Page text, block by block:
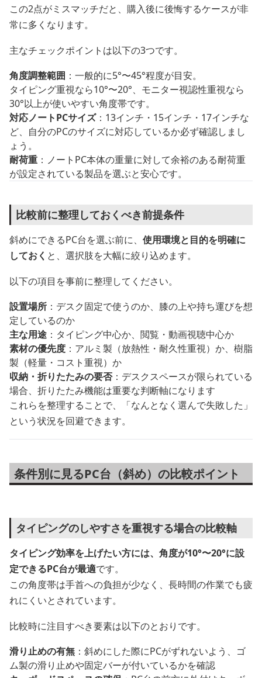
この2点がミスマッチだと、購入後に後悔するケースが非
常に多くなります。
主なチェックポイントは以下の3つです。
角度調整範囲 ：一般的に5°〜45°程度が目安。
タイピング重視なら10°〜20°、モニター視認性重視なら
30°以上が使いやすい角度帯です。
対応ノートPCサイズ：13インチ・15インチ・17インチな
ど、自分のPCのサイズに対応しているか必ず確認しまし
ょう。
耐荷重 ：ノートPC本体の重量に対して余裕のある耐荷重
が設定されている製品を選ぶと安心です。
比較前に整理しておくべき前提条件
斜めにできるPC台を選ぶ前に、 使用環境と目的を明確に
しておく と、選択肢を大幅に絞り込めます。
以下の項目を事前に整理してください。
設置場所 ：デスク固定で使うのか、膝の上や持ち運びを想
定しているのか
主な用途 ：タイピング中心か、閲覧・動画視聴中心か
素材の優先度 ：アルミ製（放熱性・耐久性重視）か、樹脂
製（軽量・コスト重視）か
収納・折りたたみの要否：デスクスペースが限られている
場合、折りたたみ機能は重要な判断軸になります
これらを整理することで、「なんとなく選んで失敗した」
という状況を回避できます。
条件別に見るPC台（斜め）の比較ポイント
タイピングのしやすさを重視する場合の比較軸
タイピング効率を上げたい方には、角度が10°〜20°に設
定できるPC台が最適です。
この角度帯は手首への負担が少なく、長時間の作業でも疲
れにくいとされています。
比較時に注目すべき要素は以下のとおりです。
滑り止めの有無 ：斜めにした際にPCがずれないよう、ゴ
ム製の滑り止めや固定バーが付いているかを確認